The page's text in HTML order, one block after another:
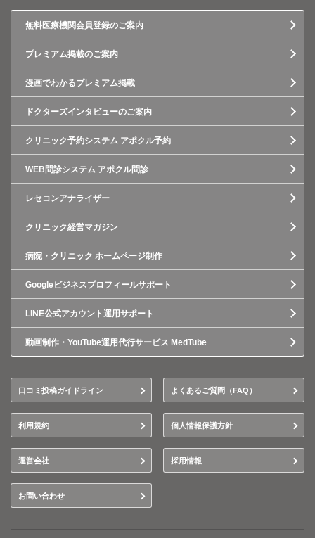
無料医療機関会員登録のご案内
プレミアム掲載のご案内
漫画でわかるプレミアム掲載
ドクターズインタビューのご案内
クリニック予約システム アポクル予約
WEB問診システム アポクル問診
レセコンアナライザー
クリニック経営マガジン
病院・クリニック ホームページ制作
Googleビジネスプロフィールサポート
LINE公式アカウント運用サポート
動画制作・YouTube運用代行サービス MedTube
口コミ投稿ガイドライン よくあるご質問（FAQ）
利用規約 個人情報保護方針
運営会社 採用情報
お問い合わせ